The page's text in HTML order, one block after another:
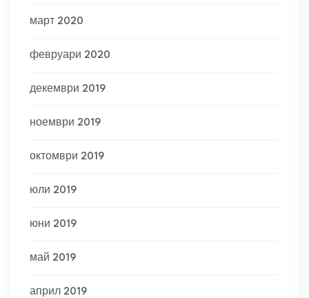
март 2020
февруари 2020
декември 2019
ноември 2019
октомври 2019
юли 2019
юни 2019
май 2019
април 2019